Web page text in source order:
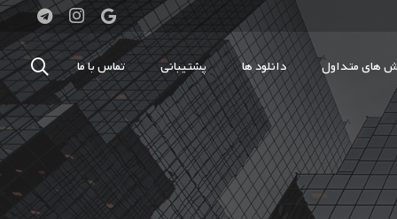
های متداول دانلود ها پشتیبانی تماس با ما